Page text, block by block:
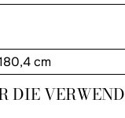
cm
DIE